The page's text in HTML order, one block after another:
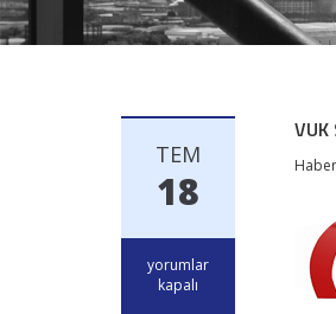
TEM
18
VUK
Sirküleri
yorumlar
kapalı